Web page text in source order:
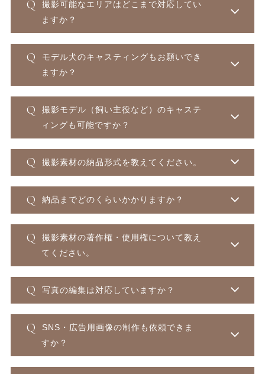
撮影可能なエリアはどこまで対応してい
ますか？
モデル犬のキャスティングもお願いでき
ますか？
撮影モデル（飼い主役など）のキャステ
ィングも可能ですか？
撮影素材の納品形式を教えてください。
納品までどのくらいかかりますか？
撮影素材の著作権・使用権について教え
てください。
写真の編集は対応していますか？
SNS・広告用画像の制作も依頼できま
すか？